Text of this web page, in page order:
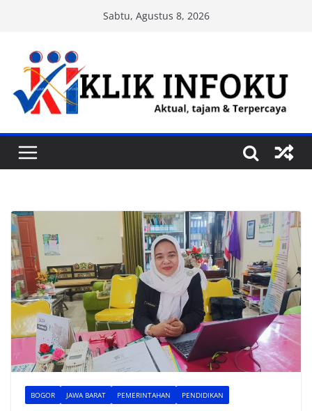
content
Sabtu, Agustus 8, 2026
BOGOR JAWA BARAT PEMERINTAHAN PENDIDIKAN